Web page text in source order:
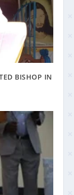
BISHOP IN